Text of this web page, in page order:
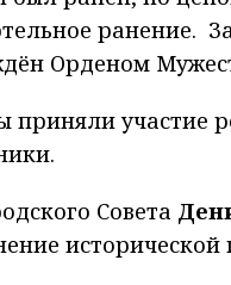
ранение.
Орденом
участие
Совета